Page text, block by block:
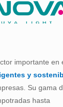
importante en
y
Su gama
hasta